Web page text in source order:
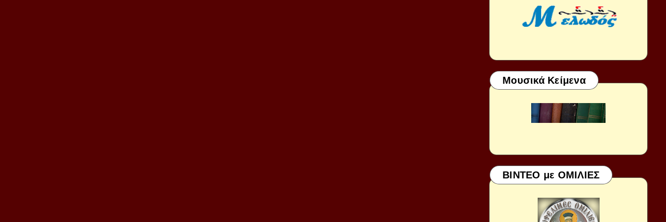
Μουσικά Κείμενα
ΒΙΝΤΕΟ με ΟΜΙΛΙΕΣ